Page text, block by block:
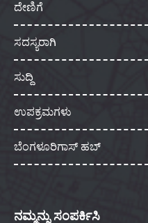
ದೇಣಿಗೆ
ಸದಸ್ಯರಾಗಿ
ಸುದ್ದಿ
ಉಪಕ್ರಮಗಳು
ಬೆಂಗಳೂರಿಗಾಸ್ ಹಬ್
ನಮ್ಮನ್ನು ಸಂಪರ್ಕಿಸಿ